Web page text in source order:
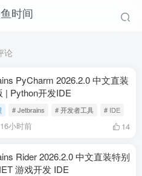
论
PyCharm 2026.2.0 中文直装
| Python开发IDE
# Jetbrains # 开发者工具 # IDE
16小时前 14
Rider 2026.2.0 中文直装特别
游戏开发 IDE